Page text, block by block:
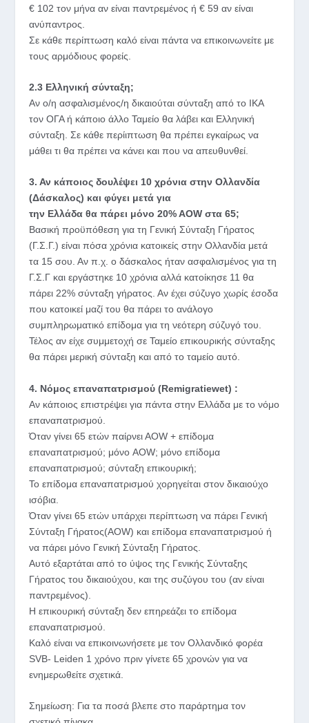
€ 102 τον μήνα αν είναι παντρεμένος ή € 59 αν είναι
ανύπαντρος.
Σε κάθε περίπτωση καλό είναι πάντα να επικοινωνείτε με
τους αρμόδιους φορείς.
2.3 Ελληνική σύνταξη;
Aν ο/η ασφαλισμένος/η δικαιούται σύνταξη από το ΙΚΑ
τον ΟΓΑ ή κάποιο άλλο Ταμείο θα λάβει και Ελληνική
σύνταξη. Σε κάθε περίιπτωση θα πρέπει εγκαίρως να
μάθει τι θα πρέπει να κάνει και που να απευθυνθεί.
3. Αν κάποιος δουλέψει 10 χρόνια στην Ολλανδία
(Δάσκαλος) και φύγει μετά για
την Ελλάδα θα πάρει μόνο 20% ΑΟW στα 65;
Βασική προϋπόθεση για τη Γενική Σύνταξη Γήρατος
(Γ.Σ.Γ.) είναι πόσα χρόνια κατοικείς στην Ολλανδία μετά
τα 15 σου. Αν π.χ. ο δάσκαλος ήταν ασφαλισμένος για τη
Γ.Σ.Γ και εργάστηκε 10 χρόνια αλλά κατοίκησε 11 θα
πάρει 22% σύνταξη γήρατος. Αν έχει σύζυγο χωρίς έσοδα
που κατοικεί μαζί του θα πάρει το ανάλογο
συμπληρωματικό επίδομα για τη νεότερη σύζυγό του.
Τέλος αν είχε συμμετοχή σε Ταμείο επικουρικής σύνταξης
θα πάρει μερική σύνταξη και από το ταμείο αυτό.
4. Nόμος επαναπατρισμού (Remigratiewet) :
Αν κάποιος επιστρέψει για πάντα στην Ελλάδα με το νόμο
επαναπατρισμού.
Όταν γίνει 65 ετών παίρνει ΑΟW + επίδομα
επαναπατρισμού; μόνο AOW; μόνο επίδομα
επαναπατρισμού; σύνταξη επικουρική;
Το επίδομα επαναπατρισμού χορηγείται στον δικαιούχο
ισόβια.
Όταν γίνει 65 ετών υπάρχει περίπτωση να πάρει Γενική
Σύνταξη Γήρατος(AOW) και επίδομα επαναπατρισμού ή
να πάρει μόνο Γενική Σύνταξη Γήρατος.
Αυτό εξαρτάται από το ύψος της Γενικής Σύνταξης
Γήρατος του δικαιούχου, και της συζύγου του (αν είναι
παντρεμένος).
Η επικουρική σύνταξη δεν επηρεάζει το επίδομα
επαναπατρισμού.
Καλό είναι να επικοινωνήσετε με τον Ολλανδικό φορέα
SVB- Leiden 1 χρόνο πριν γίνετε 65 χρονών για να
ενημερωθείτε σχετικά.
Σημείωση: Για τα ποσά βλεπε στο παράρτημα τον